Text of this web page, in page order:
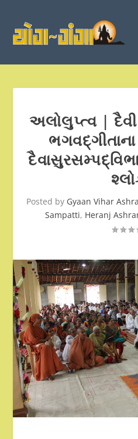
અલોલુપ્ત્વ | દૈવી
Posted by Gyaan Vihar
Sampatti, Heranj